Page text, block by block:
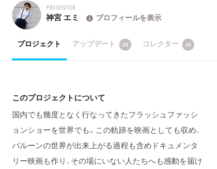
PRESENTER
神宮 エミ プロフィールを表示
プロジェクト アップデート 25 コレクター 30
このプロジェクトについて
国内でも幾度となく行なってきたフラッシュファッシ
ョンショーを世界でも。この軌跡を映画としても収め、
バルーンの世界が出来上がる過程も含めドキュメンタ
リー映画も作り、その場にいない人たちへも感動を届け